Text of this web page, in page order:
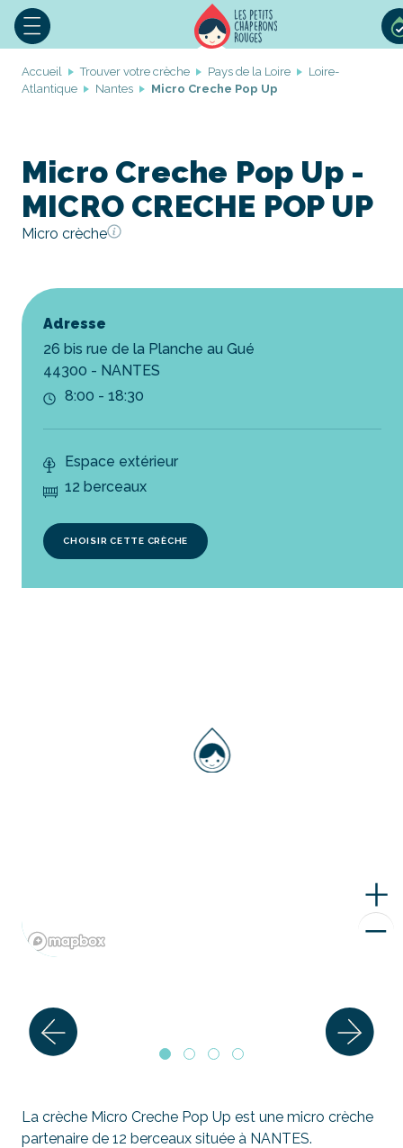
Accueil Trouver votre crèche Pays de la Loire
Loire-
Atlantique
Nantes Micro Creche Pop Up
Micro Creche Pop Up -
MICRO CRECHE POP UP
Micro crèche
Adresse
26 bis rue de la Planche au Gué
44300 - NANTES
8:00 - 18:30
Espace extérieur
12 berceaux
CHOISIR CETTE CRÈCHE
La crèche Micro Creche Pop Up est une micro crèche
partenaire de 12 berceaux située à NANTES.